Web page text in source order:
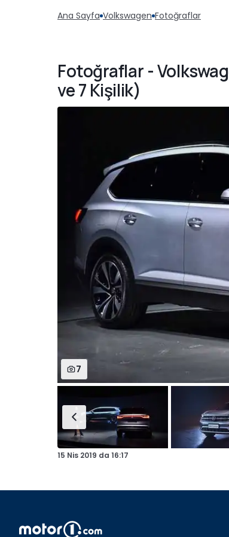
Ana Sayfa Volkswagen Fotoğraflar
Fotoğraflar -
ve 7 Kişilik)
7
15 Nis 2019 da 16:17